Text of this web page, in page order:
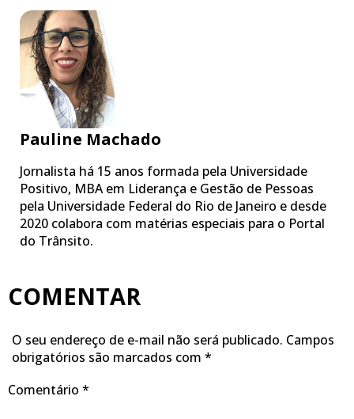
Pauline Machado
Jornalista há 15 anos formada pela Universidade
Positivo, MBA em Liderança e Gestão de Pessoas
pela Universidade Federal do Rio de Janeiro e desde
2020 colabora com matérias especiais para o Portal
do Trânsito.
COMENTAR
O seu endereço de e-mail não será publicado. Campos
obrigatórios são marcados com *
Comentário *